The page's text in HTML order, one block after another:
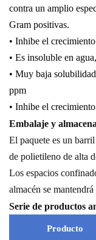
contra un amplio
Gram positivas.
• Inhibe el
• Es insoluble en
• Muy baja
ppm
• Inhibe el
Embalaje y
El paquete es un
de polietileno de alta
Los espacios
almacén se
Serie de productos
Producto